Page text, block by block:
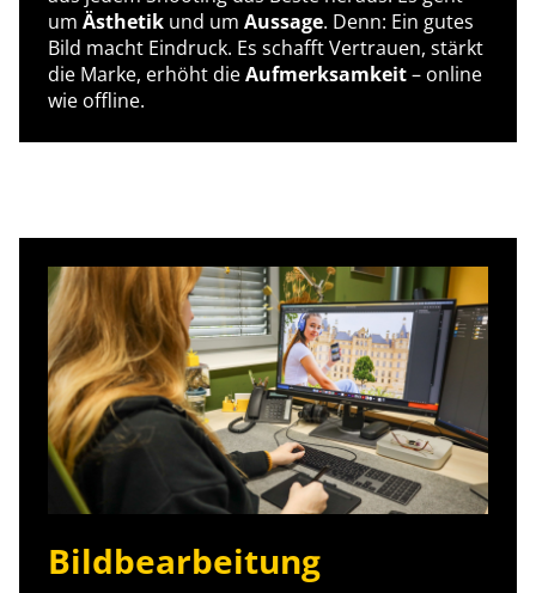
um Ästhetik und um Aussage. Denn: Ein gutes
Bild macht Eindruck. Es schafft Vertrauen, stärkt
die Marke, erhöht dieAufmerksamkeit– online
wie offline.
Bildbearbeitung